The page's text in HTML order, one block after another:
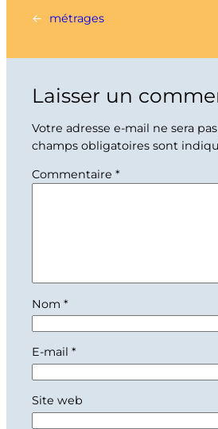
← métrages
Laisser un
Votre adresse e-mail ne sera
champs obligatoires sont
Commentaire *
Nom *
E-mail *
Site web